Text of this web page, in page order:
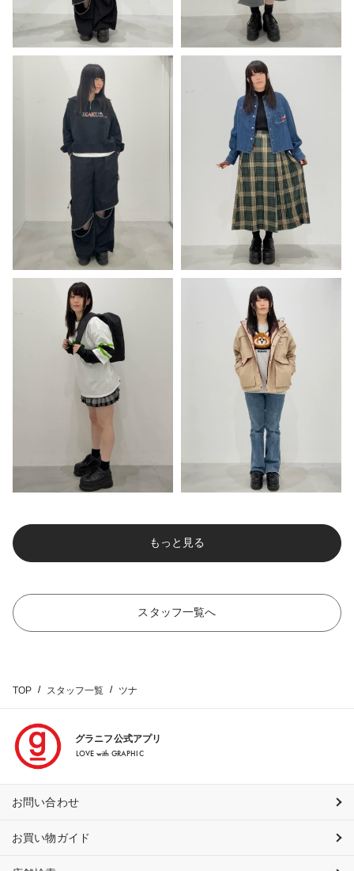
もっと見る
スタッフ一覧へ
TOP スタッフ一覧 ツナ
グラニフ公式アプリ
LOVE with GRAPHIC
お問い合わせ
お買い物ガイド